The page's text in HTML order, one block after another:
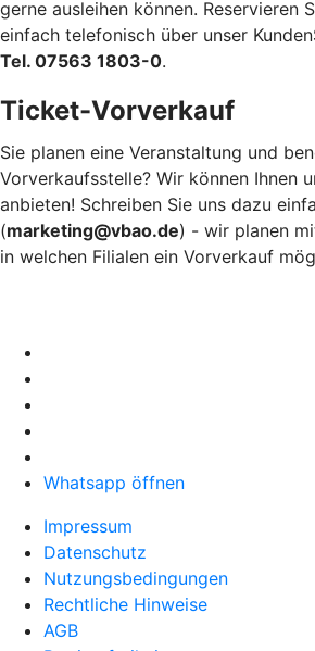
gerne ausleihen können. Reservieren
einfach telefonisch über unser
Tel. 07563 1803-0.
Ticket-Vorverkauf
Sie planen eine Veranstaltung und
Vorverkaufsstelle? Wir können Ihnen
anbieten! Schreiben Sie uns dazu
(marketing@vbao.de) - wir planen
in welchen Filialen ein
Whatsapp öffnen
Impressum
Datenschutz
Nutzungsbedingungen
Rechtliche Hinweise
AGB